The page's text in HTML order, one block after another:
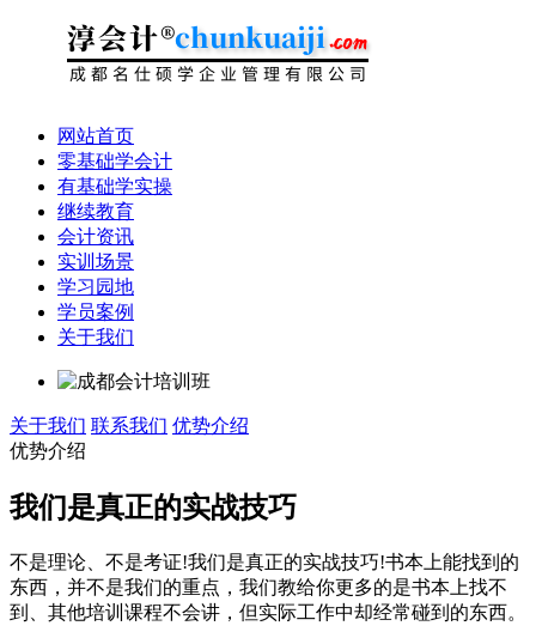
网站首页
零基础学会计
有基础学实操
继续教育
会计资讯
实训场景
学习园地
学员案例
关于我们
关于我们 联系我们 优势介绍
优势介绍
我们是真正的实战技巧
不是理论、不是考证!我们是真正的实战技巧!书本上能找到的
东西，并不是我们的重点，我们教给你更多的是书本上找不
到、其他培训课程不会讲，但实际工作中却经常碰到的东西。